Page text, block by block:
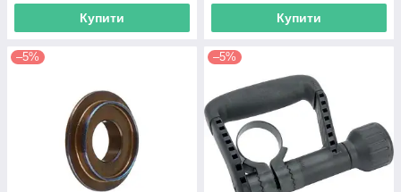
Купити Купити
–5% –5%